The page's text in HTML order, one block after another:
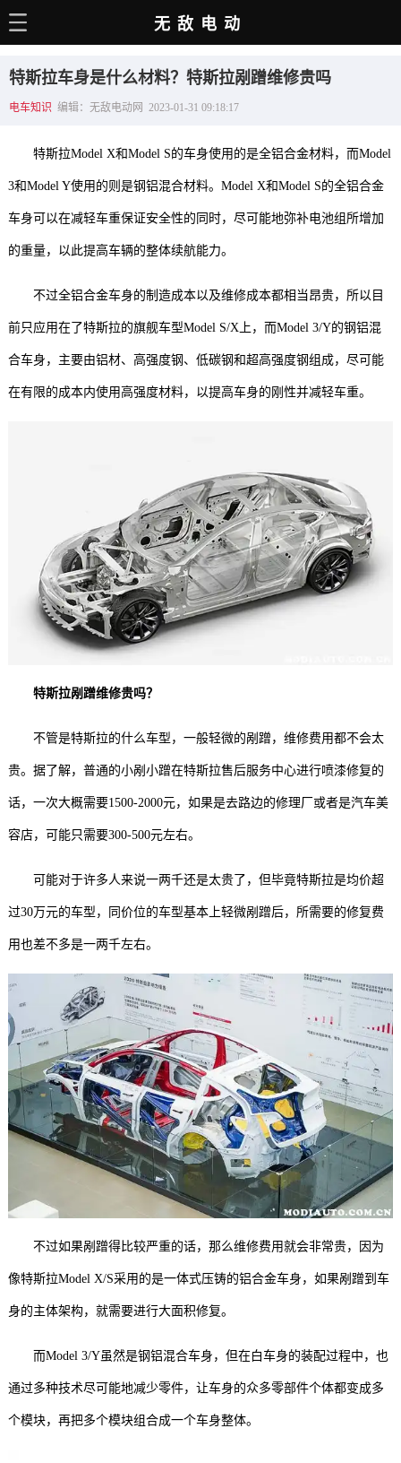
电动百科
选车推荐
充电站
销量榜
经销商
无敌电动
特斯拉车身是什么材料？特斯拉剐蹭维修贵吗
电车知识 编辑：无敌电动网 2023-01-31 09:18:17
特斯拉Model X和Model S的车身使用的是全铝合金材料，而Model
3和Model Y使用的则是钢铝混合材料。Model X和Model S的全铝合金
车身可以在减轻车重保证安全性的同时，尽可能地弥补电池组所增加
的重量，以此提高车辆的整体续航能力。
不过全铝合金车身的制造成本以及维修成本都相当昂贵，所以目
前只应用在了特斯拉的旗舰车型Model S/X上，而Model 3/Y的钢铝混
合车身，主要由铝材、高强度钢、低碳钢和超高强度钢组成，尽可能
在有限的成本内使用高强度材料，以提高车身的刚性并减轻车重。
特斯拉剐蹭维修贵吗？
不管是特斯拉的什么车型，一般轻微的剐蹭，维修费用都不会太
贵。据了解，普通的小剐小蹭在特斯拉售后服务中心进行喷漆修复的
话，一次大概需要1500-2000元，如果是去路边的修理厂或者是汽车美
容店，可能只需要300-500元左右。
可能对于许多人来说一两千还是太贵了，但毕竟特斯拉是均价超
过30万元的车型，同价位的车型基本上轻微剐蹭后，所需要的修复费
用也差不多是一两千左右。
不过如果剐蹭得比较严重的话，那么维修费用就会非常贵，因为
像特斯拉Model X/S采用的是一体式压铸的铝合金车身，如果剐蹭到车
身的主体架构，就需要进行大面积修复。
而Model 3/Y虽然是钢铝混合车身，但在白车身的装配过程中，也
通过多种技术尽可能地减少零件，让车身的众多零部件个体都变成多
个模块，再把多个模块组合成一个车身整体。